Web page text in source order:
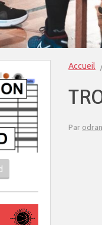
Accueil
Par odran